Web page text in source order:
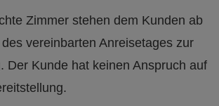
Zimmer stehen dem Kunden ab
vereinbarten Anreisetages zur
Der Kunde hat keinen Anspruch auf